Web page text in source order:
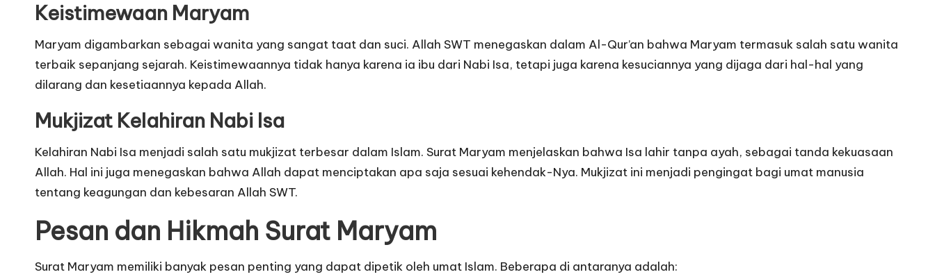
Keistimewaan Maryam
Maryam digambarkan sebagai wanita yang sangat taat dan suci. Allah SWT menegaskan dalam Al-Qur’an bahwa Maryam termasuk salah satu wanita
terbaik sepanjang sejarah. Keistimewaannya tidak hanya karena ia ibu dari Nabi Isa, tetapi juga karena kesuciannya yang dijaga dari hal-hal yang
dilarang dan kesetiaannya kepada Allah.
Mukjizat Kelahiran Nabi Isa
Kelahiran Nabi Isa menjadi salah satu mukjizat terbesar dalam Islam. Surat Maryam menjelaskan bahwa Isa lahir tanpa ayah, sebagai tanda kekuasaan
Allah. Hal ini juga menegaskan bahwa Allah dapat menciptakan apa saja sesuai kehendak-Nya. Mukjizat ini menjadi pengingat bagi umat manusia
tentang keagungan dan kebesaran Allah SWT.
Pesan dan Hikmah Surat Maryam
Surat Maryam memiliki banyak pesan penting yang dapat dipetik oleh umat Islam. Beberapa di antaranya adalah: